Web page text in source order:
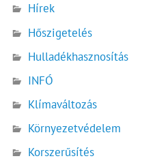
Hírek
Hőszigetelés
Hulladékhasznosítás
INFÓ
Klímaváltozás
Környezetvédelem
Korszerűsítés